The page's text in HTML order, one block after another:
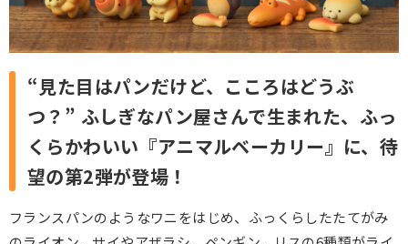
“見た目はパンだけど、こころはどうぶ
つ？” ふしぎなパン屋さんで生まれた、ふっ
くらかわいい『アニマルベーカリー』に、待
望の第2弾が登場！
フランスパンのようなワニをはじめ、ふっくらしたたてがみ